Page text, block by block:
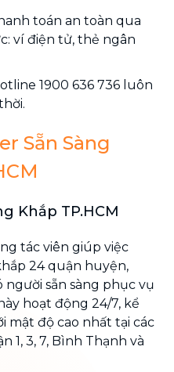
toán an toàn qua
ví điện tử, thẻ ngân
1900 636 736 luôn
Sẵn Sàng
Khắp TP.HCM
tác viên giúp việc
24 quận huyện,
người sẵn sàng phục vụ
hoạt động 24/7, kể
mật độ cao nhất tại các
1, 3, 7, Bình Thạnh và